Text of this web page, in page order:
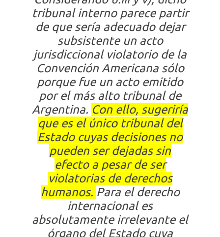
tribunal interno parece partir
de que sería adecuado dejar
subsistente un acto
jurisdiccional violatorio de la
Convención Americana sólo
porque fue un acto emitido
por el más alto tribunal de
Argentina. Con ello, sugeriría
que es el único tribunal del
Estado cuyas decisiones no
pueden ser dejadas sin
efecto a pesar de ser
violatorias de derechos
humanos. Para el derecho
internacional es
absolutamente irrelevante el
órgano del Estado cuya